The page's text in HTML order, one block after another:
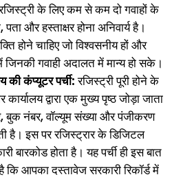
के लिए कम से कम दो गवाहों के
और हस्ताक्षर होना अनिवार्य है।
होने चाहिए जो विश्वसनीय हों और
जिनकी गवाही अदालत में मान्य हो सके।
की कंप्यूटर पर्ची:रजिस्ट्री पूरी होने के
द्वारा एक मुख्य पृष्ठ जोड़ा जाता
बुक नंबर, वॉल्यूम संख्या और पंजीकरण
है। इस पर रजिस्ट्रार के डिजिटल
बारकोड होता है। यह पर्ची ही इस बात
कि आपका दस्तावेज सरकारी रिकॉर्ड में